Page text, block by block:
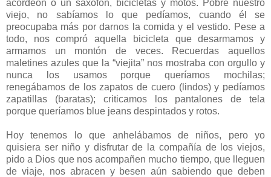
acordeón o un saxofón, bicicletas y motos. Pobre nuestro
viejo, no sabíamos lo que pedíamos, cuando él se
preocupaba más por darnos la comida y el vestido. Pese a
todo, nos compró aquella bicicleta que desarmamos y
armamos un montón de veces. Recuerdas aquellos
maletines azules que la “viejita” nos mostraba con orgullo y
nunca los usamos porque queríamos mochilas;
renegábamos de los zapatos de cuero (lindos) y pedíamos
zapatillas (baratas); criticamos los pantalones de tela
porque queríamos blue jeans despintados y rotos.
Hoy tenemos lo que anhelábamos de niños, pero yo
quisiera ser niño y disfrutar de la compañía de los viejos,
pido a Dios que nos acompañen mucho tiempo, que lleguen
de viaje, nos abracen y besen aún sabiendo que deben